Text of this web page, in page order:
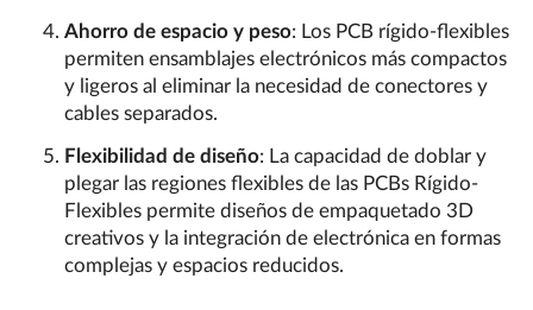
Ahorro de espacio y peso: Los PCB rígido-flexibles
permiten ensamblajes electrónicos más compactos
y ligeros al eliminar la necesidad de conectores y
cables separados.
Flexibilidad de diseño: La capacidad de doblar y
plegar las regiones flexibles de las PCBs Rígido-
Flexibles permite diseños de empaquetado 3D
creativos y la integración de electrónica en formas
complejas y espacios reducidos.